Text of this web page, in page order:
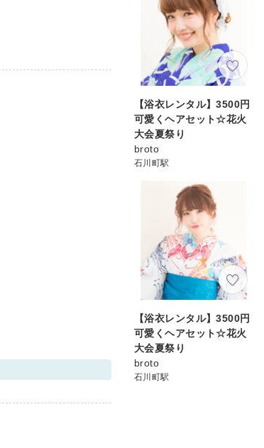
【浴衣レンタル】3500円
可愛くヘアセット☆花火
大会夏祭り
broto
石川町駅
【浴衣レンタル】3500円
可愛くヘアセット☆花火
大会夏祭り
broto
石川町駅